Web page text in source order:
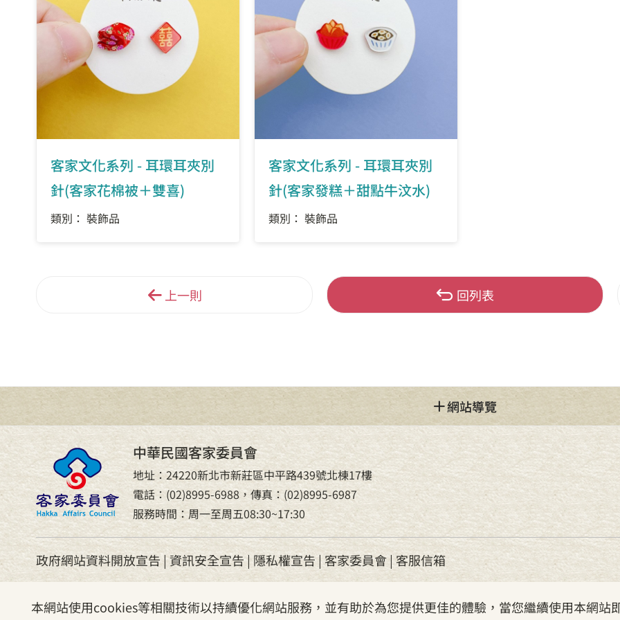
本網站使用cookies等相關技術以持續優化網站服務，並有助於為您提供更佳的體驗，當您繼續使用本網站
客家文化系列 - 耳環耳夾別
針(客家花棉被＋雙喜)
類別： 裝飾品
客家文化系列 - 耳環耳夾別
針(客家發糕＋甜點牛汶水)
類別： 裝飾品
上一則 回列表
網站導覽
中華民國客家委員會
地址：24220新北市新莊區中平路439號北棟17樓
電話：(02)8995-6988，傳真：(02)8995-6987
服務時間：周一至周五08:30~17:30
政府網站資料開放宣告|資訊安全宣告| 隱私權宣告 | 客家委員會| 客服信箱